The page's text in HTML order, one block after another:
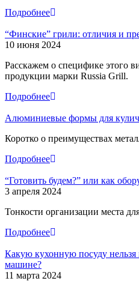
Подробнее
“Финские” грили: отличия и
10 июня 2024
Расскажем о специфике этого
продукции марки Russia Grill.
Подробнее
Алюминиевые формы для
Коротко о преимуществах
Подробнее
“Готовить будем?” или как
3 апреля 2024
Тонкости организации места
Подробнее
Какую кухонную посуду
машине?
11 марта 2024